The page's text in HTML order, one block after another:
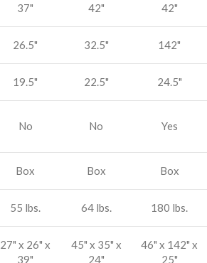
37" 42" 42"
26.5" 32.5" 142"
19.5" 22.5" 24.5"
No No Yes
Box Box Box
55 lbs. 64 lbs. 180 lbs.
27" x 26" x
39"
45" x 35" x
24"
46" x 142" x
25"